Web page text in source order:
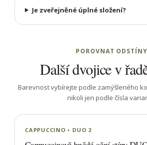
Je zveřejněné úplné složení?
POROVNAT ODSTÍNY
Další dvojice v
Barevnost vybírejte podle zamýšleného
nikoli jen podle čísla
CAPPUCCINO • DUO 2